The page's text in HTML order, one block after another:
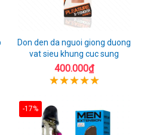
Don den da nguoi giong duong
vat sieu khung cuc sung
400.000₫
-17%